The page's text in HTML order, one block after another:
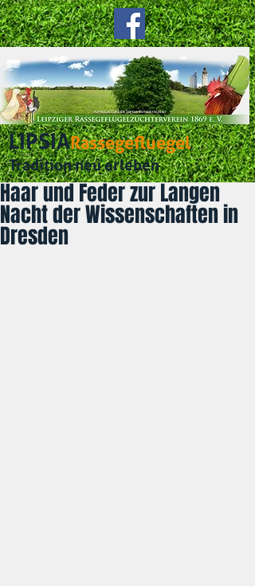
LIPSIARassegefluegel
Tradition neu erleben
Haar und Feder zur Langen
Nacht der Wissenschaften in
Dresden